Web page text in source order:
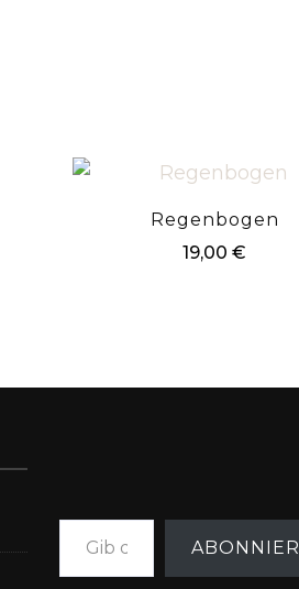
Regenbogen
19,00€
Gib deine E-Mail-Adresse ein ...